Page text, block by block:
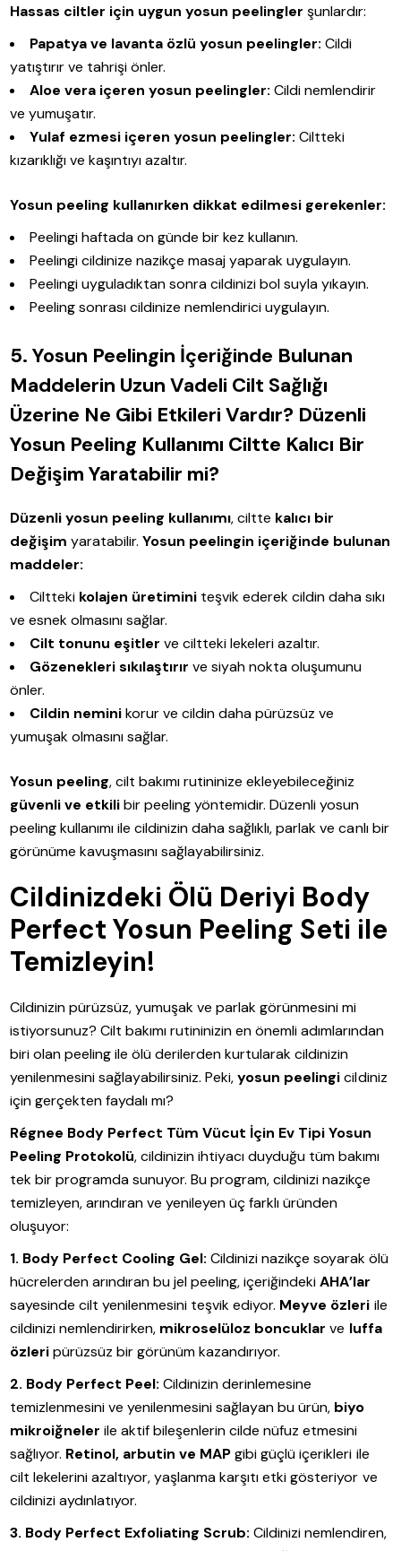
Hassas ciltler için uygun yosun peelingler şunlardır:
Papatya ve lavanta özlü yosun peelingler: Cildi
yatıştırır ve tahrişi önler.
Aloe vera içeren yosun peelingler: Cildi nemlendirir
ve yumuşatır.
Yulaf ezmesi içeren yosun peelingler: Ciltteki
kızarıklığı ve kaşıntıyı azaltır.
Yosun peeling kullanırken dikkat edilmesi gerekenler:
Peelingi haftada on günde bir kez kullanın.
Peelingi cildinize nazikçe masaj yaparak uygulayın.
Peelingi uyguladıktan sonra cildinizi bol suyla yıkayın.
Peeling sonrası cildinize nemlendirici uygulayın.
5. Yosun Peelingin İçeriğinde Bulunan
Maddelerin Uzun Vadeli Cilt Sağlığı
Üzerine Ne Gibi Etkileri Vardır? Düzenli
Yosun Peeling Kullanımı Ciltte Kalıcı Bir
Değişim Yaratabilir mi?
Düzenli yosun peeling kullanımı, ciltte kalıcı bir
değişim yaratabilir.Yosun peelingin içeriğinde bulunan
maddeler:
Ciltteki kolajen üretimini teşvik ederek cildin daha sıkı
ve esnek olmasını sağlar.
Cilt tonunu eşitler ve ciltteki lekeleri azaltır.
Gözenekleri sıkılaştırır ve siyah nokta oluşumunu
önler.
Cildin neminikorur ve cildin daha pürüzsüz ve
yumuşak olmasını sağlar.
Yosun peeling, cilt bakımı rutininize ekleyebileceğiniz
güvenli ve etkilibir peeling yöntemidir. Düzenli yosun
peeling kullanımı ile cildinizin daha sağlıklı, parlak ve canlı bir
görünüme kavuşmasını sağlayabilirsiniz.
Cildinizdeki Ölü Deriyi Body
Perfect Yosun Peeling Seti ile
Temizleyin!
Cildinizin pürüzsüz, yumuşak ve parlak görünmesini mi
istiyorsunuz? Cilt bakımı rutininizin en önemli adımlarından
biri olan peeling ile ölü derilerden kurtularak cildinizin
yenilenmesini sağlayabilirsiniz. Peki,yosun peelingicildiniz
için gerçekten faydalı mı?
Régnee Body Perfect Tüm Vücut İçin Ev Tipi Yosun
Peeling Protokolü, cildinizin ihtiyacı duyduğu tüm bakımı
tek bir programda sunuyor. Bu program, cildinizi nazikçe
temizleyen, arındıran ve yenileyen üç farklı üründen
oluşuyor:
1. Body Perfect Cooling Gel: Cildinizi nazikçe soyarak ölü
hücrelerden arındıran bu jel peeling, içeriğindekiAHA’lar
sayesinde cilt yenilenmesini teşvik ediyor. Meyve özleri ile
cildinizi nemlendirirken, mikroselüloz boncuklar ve luffa
özleripürüzsüz bir görünüm kazandırıyor.
2. Body Perfect Peel: Cildinizin derinlemesine
temizlenmesini ve yenilenmesini sağlayan bu ürün, biyo
mikroiğneler ile aktif bileşenlerin cilde nüfuz etmesini
sağlıyor. Retinol, arbutin ve MAPgibi güçlü içerikleri ile
cilt lekelerini azaltıyor, yaşlanma karşıtı etki gösteriyor ve
cildinizi aydınlatıyor.
3. Body Perfect Exfoliating Scrub: Cildinizi nemlendiren,